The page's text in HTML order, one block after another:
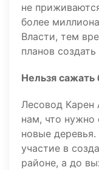
не
более
Власти, тем
планов
Нельзя сажать
Лесовод Карен
нам, что нужно
новые
участие в
районе, а до